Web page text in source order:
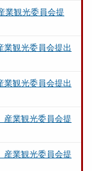
業観光委員会提
業観光委員会提出
業観光委員会提出
産業観光委員会提
産業観光委員会提